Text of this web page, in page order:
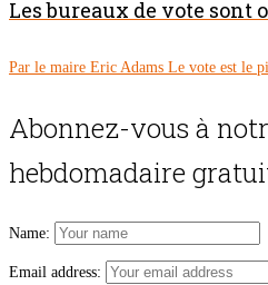
Les bureaux de vote sont
Par le maire Eric Adams Le vote est le
Abonnez-vous à
hebdomadaire
Name:
Email address: